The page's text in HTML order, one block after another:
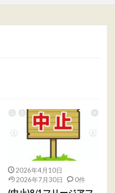
2026年4月10日
2026年7月30日
0件